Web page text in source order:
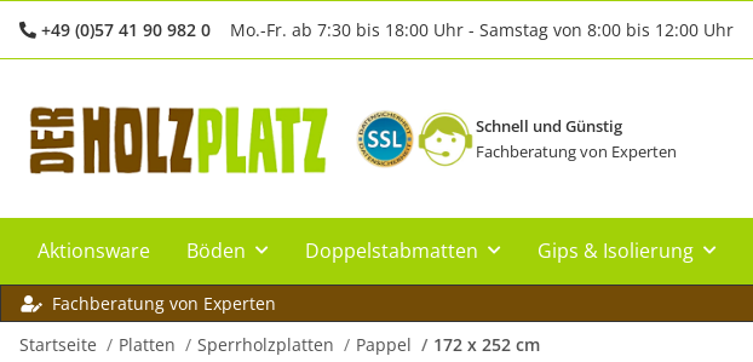
+49 (0)57 41 90 982 0 Mo.-Fr. ab 7:30 bis 18:00 Uhr - Samstag von 8:00 bis 12:00 Uhr
Schnell und Günstig
Fachberatung von Experten
Aktionsware Böden Doppelstabmatten Gips & Isolierung
Fachberatung von Experten
Startseite
Platten Sperrholzplatten Pappel 172 x 252 cm